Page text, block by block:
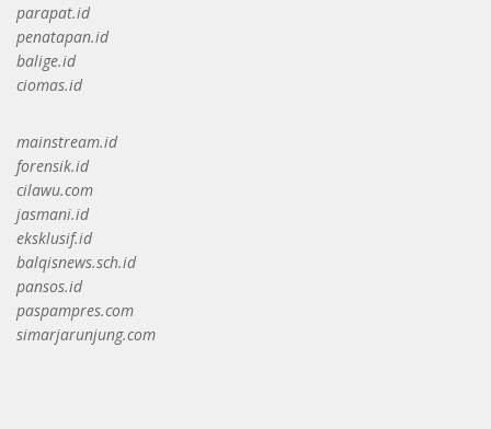
parapat.id
penatapan.id
balige.id
ciomas.id
mainstream.id
forensik.id
cilawu.com
jasmani.id
eksklusif.id
balqisnews.sch.id
pansos.id
paspampres.com
simarjarunjung.com